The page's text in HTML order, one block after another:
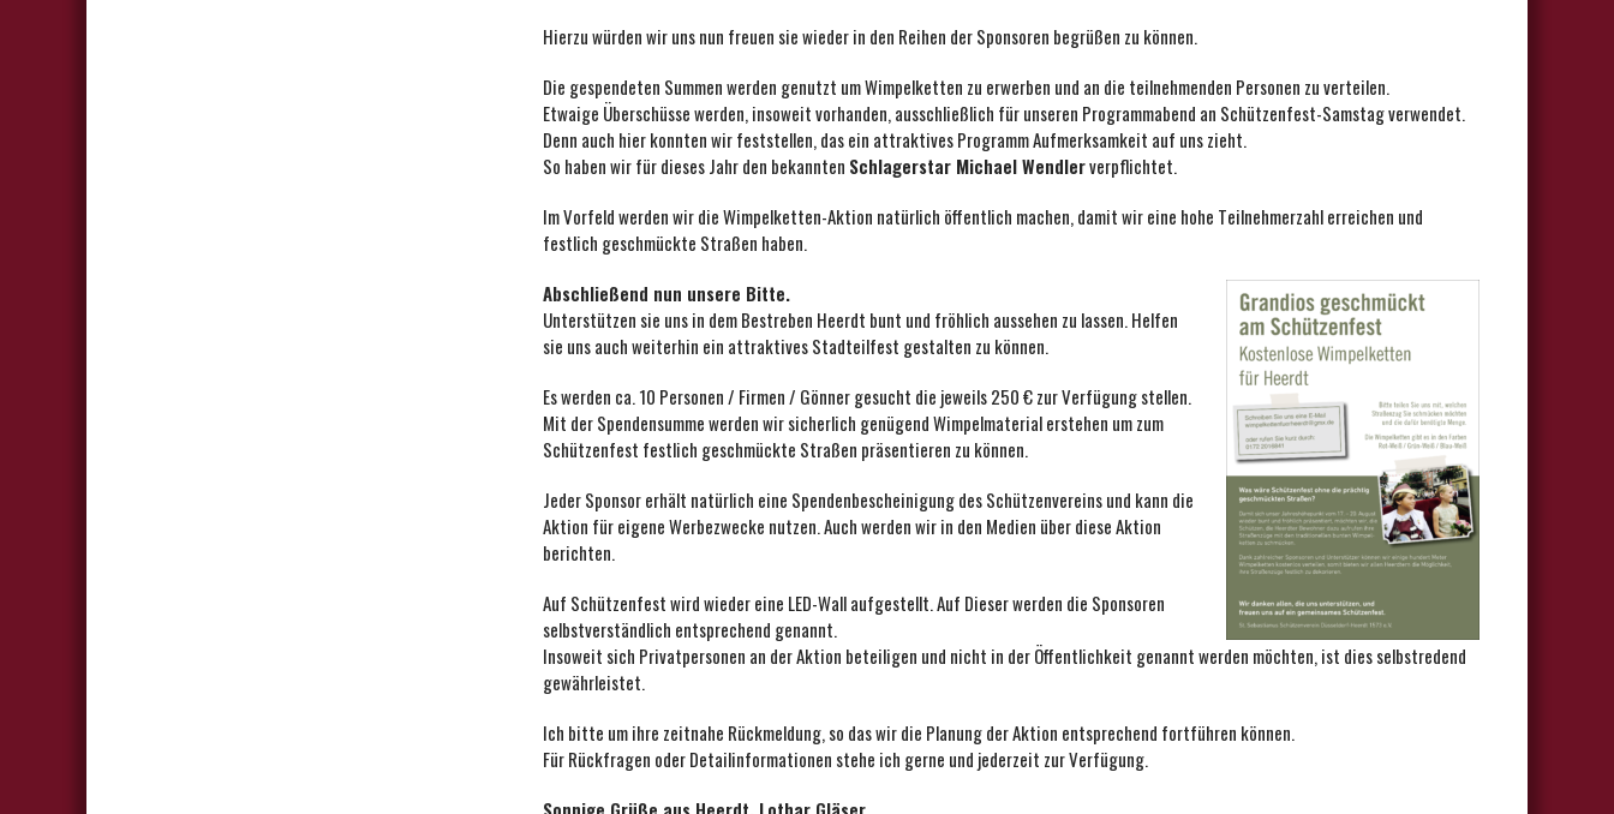
Hierzu würden wir uns nun freuen sie wieder in den Reihen der Sponsoren begrüßen zu können.
Die gespendeten Summen werden genutzt um Wimpelketten zu erwerben und an die teilnehmenden Personen zu verteilen.
Etwaige Überschüsse werden, insoweit vorhanden, ausschließlich für unseren Programmabend an Schützenfest-Samstag verwendet.
Denn auch hier konnten wir feststellen, das ein attraktives Programm Aufmerksamkeit auf uns zieht.
So haben wir für dieses Jahr den bekannten Schlagerstar Michael Wendlerverpflichtet.
Im Vorfeld werden wir die Wimpelketten-Aktion natürlich öffentlich machen, damit wir eine hohe Teilnehmerzahl erreichen und
festlich geschmückte Straßen haben.
Abschließend nun unsere Bitte.
Unterstützen sie uns in dem Bestreben Heerdt bunt und fröhlich aussehen zu lassen. Helfen
sie uns auch weiterhin ein attraktives Stadteilfest gestalten zu können.
Es werden ca. 10 Personen / Firmen / Gönner gesucht die jeweils 250 € zur Verfügung stellen.
Mit der Spendensumme werden wir sicherlich genügend Wimpelmaterial erstehen um zum
Schützenfest festlich geschmückte Straßen präsentieren zu können.
Jeder Sponsor erhält natürlich eine Spendenbescheinigung des Schützenvereins und kann die
Aktion für eigene Werbezwecke nutzen. Auch werden wir in den Medien über diese Aktion
berichten.
Auf Schützenfest wird wieder eine LED-Wall aufgestellt. Auf Dieser werden die Sponsoren
selbstverständlich entsprechend genannt.
Insoweit sich Privatpersonen an der Aktion beteiligen und nicht in der Öffentlichkeit genannt werden möchten, ist dies selbstredend
gewährleistet.
Ich bitte um ihre zeitnahe Rückmeldung, so das wir die Planung der Aktion entsprechend fortführen können.
Für Rückfragen oder Detailinformationen stehe ich gerne und jederzeit zur Verfügung.
Sonnige Grüße aus Heerdt, Lothar Gläser